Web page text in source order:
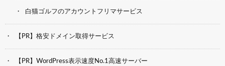
白猫ゴルフのアカウントフリマサービス
【PR】格安ドメイン取得サービス
【PR】WordPress表示速度No.1高速サーバー